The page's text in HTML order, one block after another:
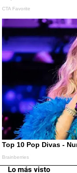
Lo más visto